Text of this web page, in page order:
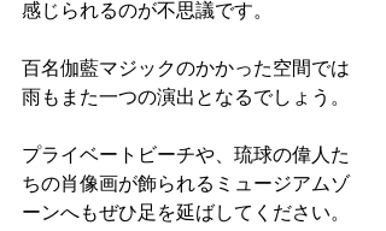
感じられるのが不思議です。
百名伽藍マジックのかかった空間では
雨もまた一つの演出となるでしょう。
プライベートビーチや、琉球の偉人た
ちの肖像画が飾られるミュージアムゾ
ーンへもぜひ足を延ばしてください。